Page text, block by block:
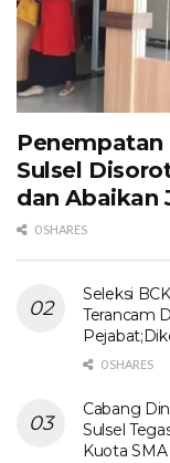
Penempatan
Sulsel
dan Abaikan
0 SHARES
Seleksi
Terancam
0 SHARES
Cabang
Sulsel
Kuota SMA